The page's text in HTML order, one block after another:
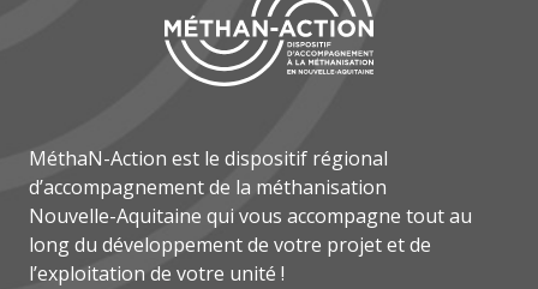
MéthaN-Action est le dispositif régional
d’accompagnement de la méthanisation
Nouvelle-Aquitaine qui vous accompagne tout au
long du développement de votre projet et de
l’exploitation de votre unité !